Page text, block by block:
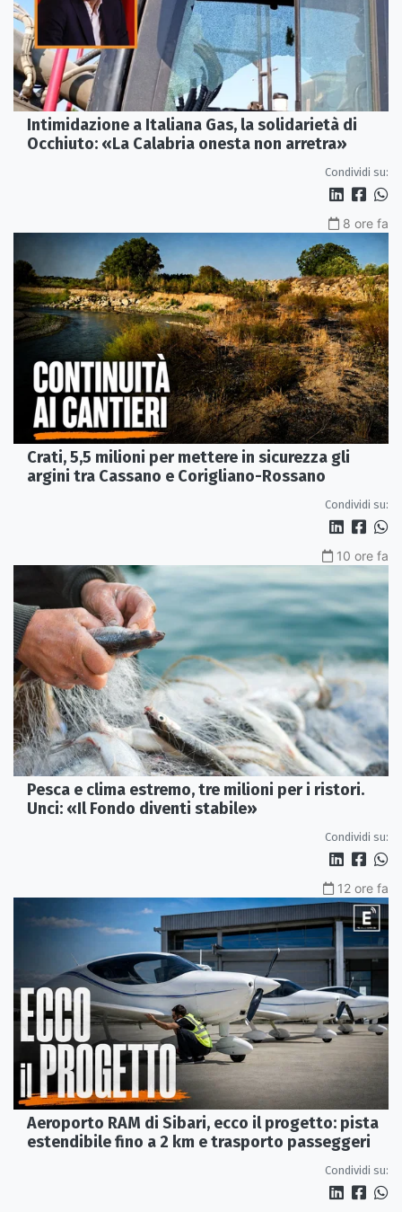
Intimidazione a Italiana Gas, la solidarietà di
Occhiuto: «La Calabria onesta non arretra»
Condividi su:
8 ore fa
Crati, 5,5 milioni per mettere in sicurezza gli
argini tra Cassano e Corigliano-Rossano
Condividi su:
10 ore fa
Pesca e clima estremo, tre milioni per i ristori.
Unci: «Il Fondo diventi stabile»
Condividi su:
12 ore fa
Aeroporto RAM di Sibari, ecco il progetto: pista
estendibile fino a 2 km e trasporto passeggeri
Condividi su: